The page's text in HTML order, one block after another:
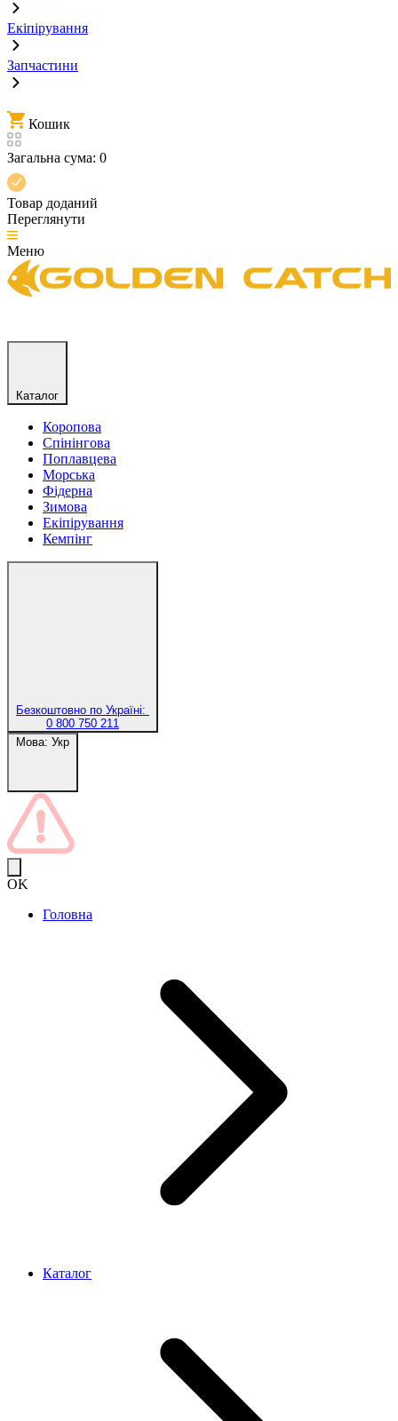
Екіпірування
Запчастини
Кошик
Загальна сума: 0
Товар доданий
Переглянути
Меню
Каталог
Коропова
Спінінгова
Поплавцева
Морська
Фідерна
Зимова
Екіпірування
Кемпінг
Безкоштовно по Україні:
0 800 750 211
Мова: Укр
OK
Головна
Каталог